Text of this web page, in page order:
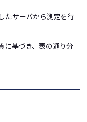
たサーバから測定を行
に基づき、表の通り分